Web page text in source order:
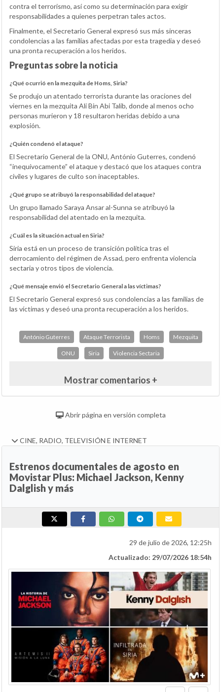
contra el terrorismo, así como su determinación para exigir
responsabilidades a quienes perpetran tales actos.
Finalmente, el Secretario General expresó sus más sinceras
condolencias a las familias afectadas por esta tragedia y deseó
una pronta recuperación a los heridos.
Preguntas sobre la noticia
¿Qué ocurrió en la mezquita de Homs, Siria?
Se produjo un atentado terrorista durante las oraciones del
viernes en la mezquita Ali Bin Abi Talib, donde al menos ocho
personas murieron y 18 resultaron heridas debido a una
explosión.
¿Quién condenó el ataque?
El Secretario General de la ONU, António Guterres, condenó
“inequívocamente” el ataque y destacó que los ataques contra
civiles y lugares de culto son inaceptables.
¿Qué grupo se atribuyó la responsabilidad del ataque?
Un grupo llamado Saraya Ansar al-Sunna se atribuyó la
responsabilidad del atentado en la mezquita.
¿Cuál es la situación actual en Siria?
Siria está en un proceso de transición política tras el
derrocamiento del régimen de Assad, pero enfrenta violencia
sectaria y otros tipos de violencia.
¿Qué mensaje envió el Secretario General a las víctimas?
El Secretario General expresó sus condolencias a las familias de
las víctimas y deseó una pronta recuperación a los heridos.
António Guterres Ataque Terrorista Homs Mezquita
ONU Siria Violencia Sectaria
Mostrar comentarios +
Abrir página en versión completa
CINE, RADIO, TELEVISIÓN E INTERNET
Estrenos documentales de agosto en
Movistar Plus: Michael Jackson, Kenny
Dalglish y más
29 de julio de 2026, 12:25h
Actualizado: 29/07/2026 18:54h